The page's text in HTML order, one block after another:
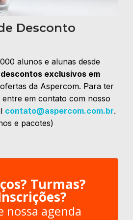
Desconto
alunos e alunas desde
descontos exclusivos em
da Aspercom. Para ter
em contato com nosso
contato@aspercom.com.br.
e pacotes)
Turmas?
nossa agenda